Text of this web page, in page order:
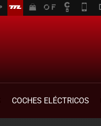
COCHES ELÉCTRICOS